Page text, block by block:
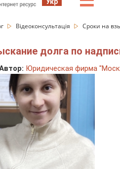
Відеоконсультація Сроки на
долга по
Юридическая фирма